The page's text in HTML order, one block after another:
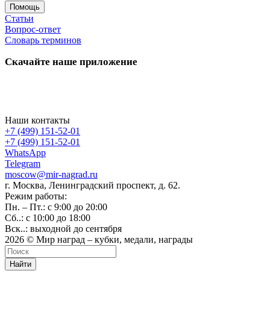
Помощь
Статьи
Вопрос-ответ
Словарь терминов
Скачайте наше приложение
Наши контакты
+7 (499) 151-52-01
+7 (499) 151-52-01
WhatsApp
Telegram
moscow@mir-nagrad.ru
г. Москва, Ленинградский проспект, д. 62.
Режим работы:
Пн. – Пт.: с 9:00 до 20:00
Сб..: с 10:00 до 18:00
Вск..: выходной до сентября
2026 © Мир наград – кубки, медали, награды
Найти